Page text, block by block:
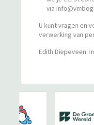
via
U kunt vragen en
verwerking van
Edith Diepeveen: